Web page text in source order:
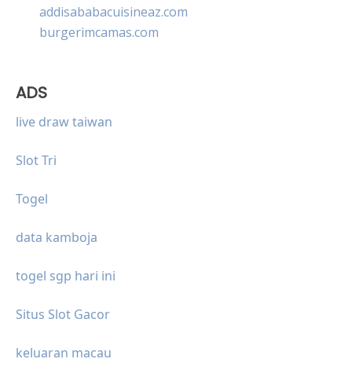
addisababacuisineaz.com
burgerimcamas.com
ADS
live draw taiwan
Slot Tri
Togel
data kamboja
togel sgp hari ini
Situs Slot Gacor
keluaran macau